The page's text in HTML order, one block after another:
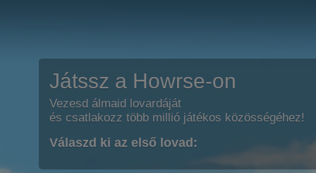
Játssz a Howrse-on
Vezesd álmaid lovardáját
és csatlakozz több millió játékos közösségéhez!
Válaszd ki az első lovad: